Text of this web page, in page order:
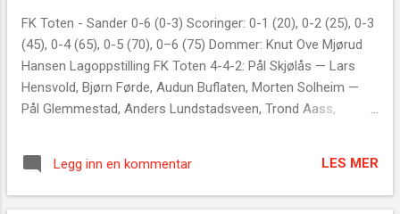
borte, Raufoss 2 borte og topplaget Flisa hjemme i sine fire
siste kamper. Ottestad - FK Toten 7-0 (3-0) Scoringer: 1-0
Niclas Solhaug (13), 2-0 Sigu...
FK Toten - Sander 0-6 (0-3) Scoringer: 0-1 (20), 0-2 (25), 0-3
(45), 0-4 (65), 0-5 (70), 0–6 (75) Dommer: Knut Ove Mjørud
Hansen Lagoppstilling FK Toten 4-4-2: Pål Skjølås — Lars
Hensvold, Bjørn Førde, Audun Buflaten, Morten Solheim —
Pål Glemmestad, Anders Lundstadsveen, Trond Aass,
Legg inn en kommentar LES MER